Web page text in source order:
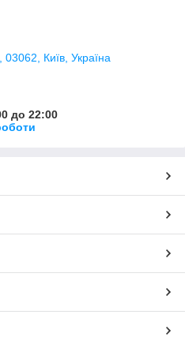
Київ, Україна
до 22:00